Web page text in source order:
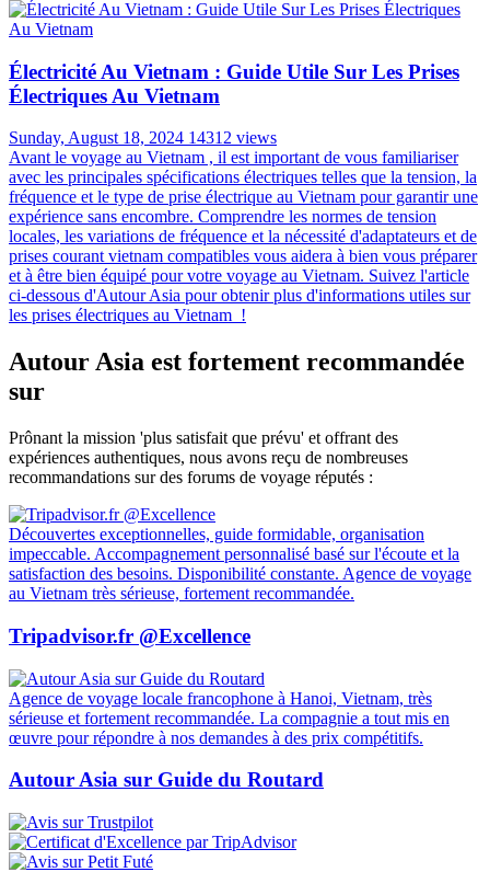
Électricité Au Vietnam : Guide Utile Sur Les Prises
Électriques Au Vietnam
Sunday, August 18, 2024 14312 views
Avant le voyage au Vietnam , il est important de vous familiariser
avec les principales spécifications électriques telles que la tension, la
fréquence et le type de prise électrique au Vietnam pour garantir une
expérience sans encombre. Comprendre les normes de tension
locales, les variations de fréquence et la nécessité d'adaptateurs et de
prises courant vietnam compatibles vous aidera à bien vous préparer
et à être bien équipé pour votre voyage au Vietnam. Suivez l'article
ci-dessous d'Autour Asia pour obtenir plus d'informations utiles sur
les prises électriques au Vietnam !
Autour Asia est fortement recommandée
sur
Prônant la mission 'plus satisfait que prévu' et offrant des
expériences authentiques, nous avons reçu de nombreuses
recommandations sur des forums de voyage réputés :
Découvertes exceptionnelles, guide formidable, organisation
impeccable. Accompagnement personnalisé basé sur l'écoute et la
satisfaction des besoins. Disponibilité constante. Agence de voyage
au Vietnam très sérieuse, fortement recommandée.
Tripadvisor.fr @Excellence
Agence de voyage locale francophone à Hanoi, Vietnam, très
sérieuse et fortement recommandée. La compagnie a tout mis en
œuvre pour répondre à nos demandes à des prix compétitifs.
Autour Asia sur Guide du Routard